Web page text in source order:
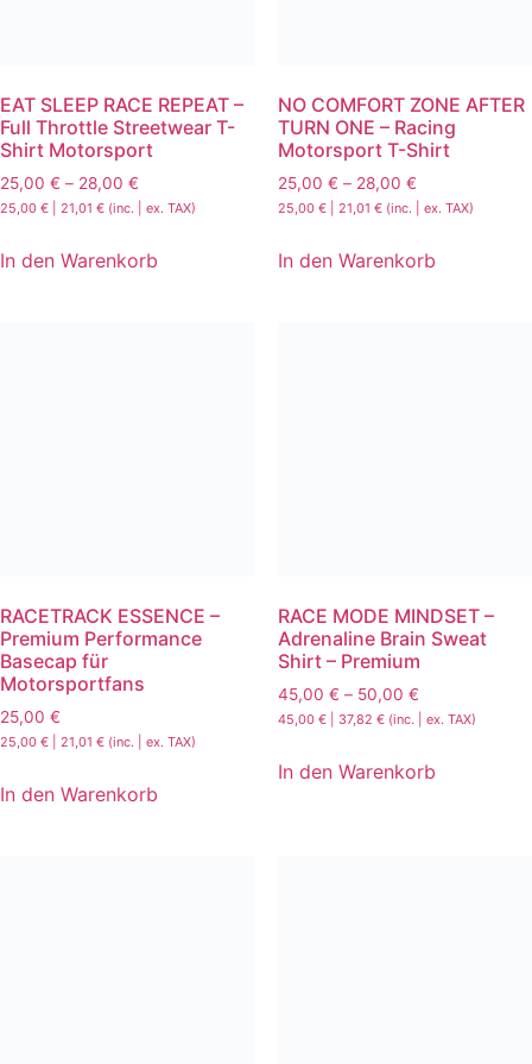
EAT SLEEP RACE REPEAT –
Full Throttle Streetwear T-
Shirt Motorsport
25,00 € – 28,00 €
25,00 € 21,01 € (inc. | ex. TAX)
In den Warenkorb
NO COMFORT ZONE AFTER
TURN ONE – Racing
Motorsport T-Shirt
25,00 € – 28,00 €
25,00 € 21,01 € (inc. | ex. TAX)
In den Warenkorb
RACETRACK ESSENCE –
Premium Performance
Basecap für
Motorsportfans
25,00 €
25,00 € 21,01 € (inc. | ex. TAX)
In den Warenkorb
RACE MODE MINDSET –
Adrenaline Brain Sweat
Shirt – Premium
45,00 € – 50,00 €
45,00 € 37,82 € (inc. | ex. TAX)
In den Warenkorb